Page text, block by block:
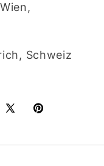
Schweiz
X
Pinterest